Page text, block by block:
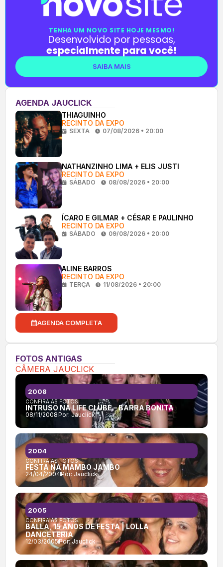
TENHA UM NOVO SITE HOJE MESMO!
Desenvolvido por pessoas,
especialmente para você!
SAIBA MAIS
AGENDA JAUCLICK
THIAGUINHO
RECINTO DA EXPO
SEXTA 07/08/2026 • 20:00
NATHANZINHO LIMA + ELIS JUSTI
RECINTO DA EXPO
SÁBADO 08/08/2026 • 20:00
ÍCARO E GILMAR + CÉSAR E PAULINHO
RECINTO DA EXPO
SÁBADO 09/08/2026 • 20:00
ALINE BARROS
RECINTO DA EXPO
TERÇA 11/08/2026 • 20:00
AGENDA COMPLETA
FOTOS ANTIGAS
CÂMERA JAUCLICK
CONFIRA AS FOTOS:
INTRUSO NA LIFE CLUBE – BARRA BONITA
08/11/2008Por: Jauclick
2008
CONFIRA AS FOTOS:
FESTA NA MAMBO JAMBO
24/04/2004Por: Jauclick
2004
CONFIRA AS FOTOS:
BALLA, 15 ANOS DE FESTA | LOLLA
DANCETERIA
12/03/2005Por:Jauclick
2005